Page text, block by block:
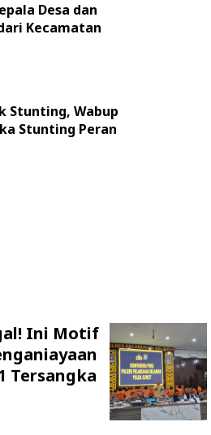
Desa dan
Kecamatan
Stunting, Wabup
Stunting Peran
Ini Motif
Tersangka